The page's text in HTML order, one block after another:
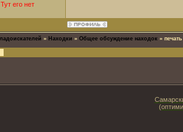
Тут его нет
» Находки » Общее обсуждение находок » печать